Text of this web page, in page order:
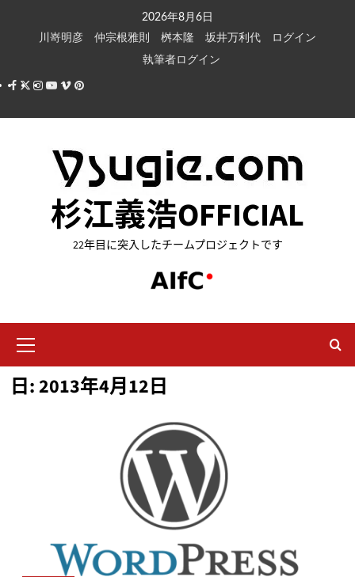
キ
2026年8月6日
川嵜明彦
仲宗根雅則 桝本隆 坂井万利代
ログイン
執筆者ログイン
Facebook
X Instagram
Youtube
VimeoPinterest
杉江義浩OFFICIAL
22年目に突入したチームプロジェクトです
イ
ン
メ
日:2013年4月12日